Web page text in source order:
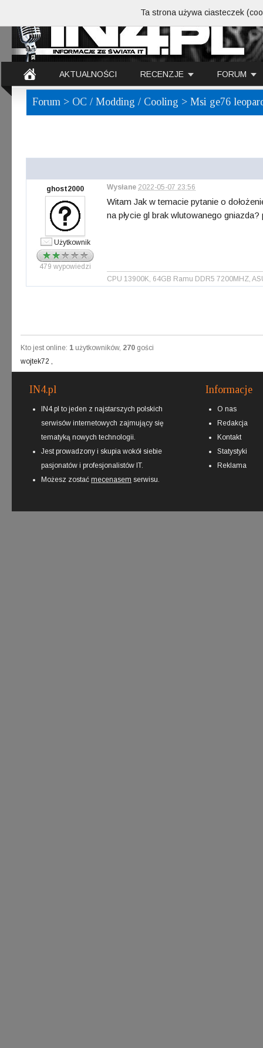
AKTUALNOŚCI RECENZJE FORUM
Forum > OC / Modding / Cooling > Msi ge76
ghost2000
Użytkownik
479 wypowiedzi
Wysłane 2022-05-07 23:56
Witam Jak w temacie pytanie o
na płycie gl brak wlutowanego
CPU 13900K, 64GB Ramu DDR5 7200MHZ,
Kto jest online: 1 użytkowników, 270 gości
wojtek72 ,
IN4.pl
IN4.pl to jeden z najstarszych polskich
serwisów internetowych zajmujący się
tematyką nowych technologii.
Jest prowadzony i skupia wokół siebie
pasjonatów i profesjonalistów IT.
Możesz zostać mecenasem serwisu.
Informacje
O nas
Redakcja
Kontakt
Statystyki
Reklama
Ta strona używa ciasteczek